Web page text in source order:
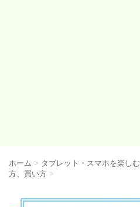
ホーム > タブレット・スマホを楽しむ
方、買い方 >